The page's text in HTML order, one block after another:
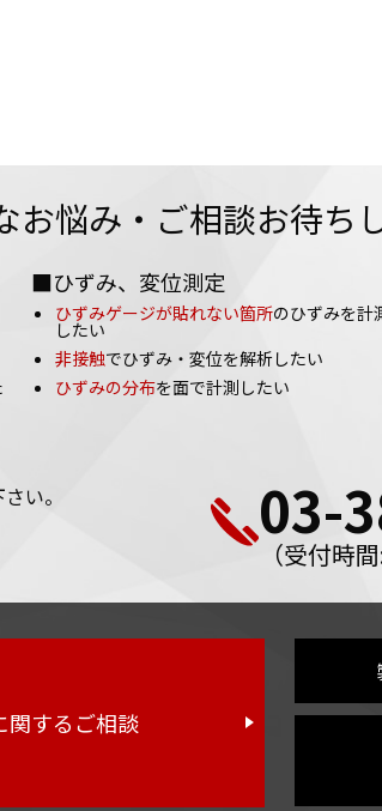
悩み・ご相談お待ち
■ひずみ、変位測定
ひずみゲージが貼れない箇所のひずみを計
したい
非接触でひずみ・変位を解析したい
ひずみの分布を面で計測したい
い。
03-
（受付時
関するご相談